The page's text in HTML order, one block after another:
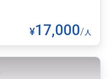
¥17,000/人